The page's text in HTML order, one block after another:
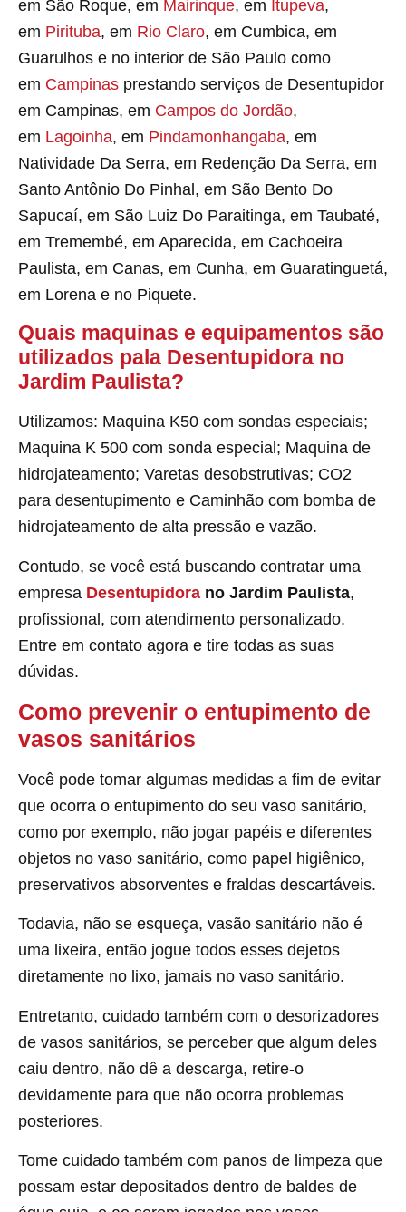
em São Roque, em Mairinque, em Itupeva,
em Pirituba, em Rio Claro, em Cumbica, em
Guarulhos e no interior de São Paulo como
em Campinas prestando serviços de Desentupidor
em Campinas, em Campos do Jordão,
em Lagoinha, em Pindamonhangaba, em
Natividade Da Serra, em Redenção Da Serra, em
Santo Antônio Do Pinhal, em São Bento Do
Sapucaí, em São Luiz Do Paraitinga, em Taubaté,
em Tremembé, em Aparecida, em Cachoeira
Paulista, em Canas, em Cunha, em Guaratinguetá,
em Lorena e no Piquete.
Quais maquinas e equipamentos são
utilizados pala Desentupidora no
Jardim Paulista?
Utilizamos: Maquina K50 com sondas especiais;
Maquina K 500 com sonda especial; Maquina de
hidrojateamento; Varetas desobstrutivas; CO2
para desentupimento e Caminhão com bomba de
hidrojateamento de alta pressão e vazão.
Contudo, se você está buscando contratar uma
empresa Desentupidora no Jardim Paulista,
profissional, com atendimento personalizado.
Entre em contato agora e tire todas as suas
dúvidas.
Como prevenir o entupimento de
vasos sanitários
Você pode tomar algumas medidas a fim de evitar
que ocorra o entupimento do seu vaso sanitário,
como por exemplo, não jogar papéis e diferentes
objetos no vaso sanitário, como papel higiênico,
preservativos absorventes e fraldas descartáveis.
Todavia, não se esqueça, vasão sanitário não é
uma lixeira, então jogue todos esses dejetos
diretamente no lixo, jamais no vaso sanitário.
Entretanto, cuidado também com o desorizadores
de vasos sanitários, se perceber que algum deles
caiu dentro, não dê a descarga, retire-o
devidamente para que não ocorra problemas
posteriores.
Tome cuidado também com panos de limpeza que
possam estar depositados dentro de baldes de